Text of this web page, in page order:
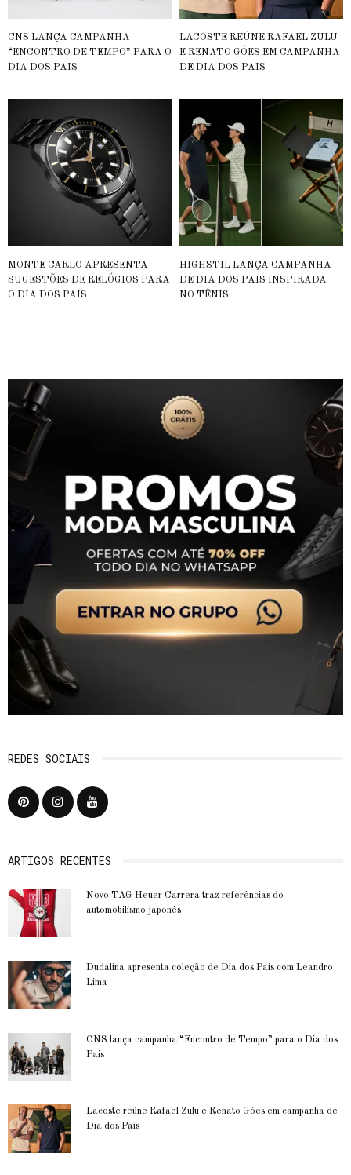
CNS LANÇA CAMPANHA
“ENCONTRO DE TEMPO” PARA O
DIA DOS PAIS
LACOSTE REÚNE RAFAEL ZULU
E RENATO GÓES EM CAMPANHA
DE DIA DOS PAIS
MONTE CARLO APRESENTA
SUGESTÕES DE RELÓGIOS PARA
O DIA DOS PAIS
HIGHSTIL LANÇA CAMPANHA
DE DIA DOS PAIS INSPIRADA
NO TÊNIS
REDES SOCIAIS
ARTIGOS RECENTES
Novo TAG Heuer Carrera traz referências do
automobilismo japonês
Dudalina apresenta coleção de Dia dos Pais com Leandro
Lima
CNS lança campanha “Encontro de Tempo” para o Dia dos
Pais
Lacoste reúne Rafael Zulu e Renato Góes em campanha de
Dia dos Pais